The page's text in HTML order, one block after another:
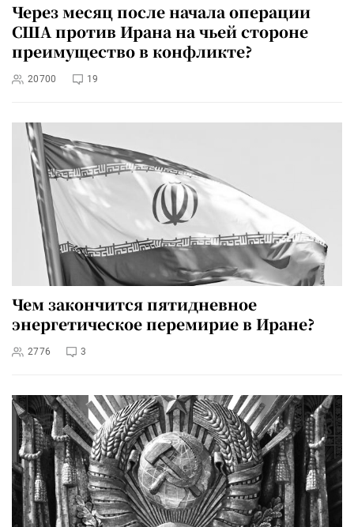
Через месяц после начала операции
США против Ирана на чьей стороне
преимущество в конфликте?
20700 19
Чем закончится пятидневное
энергетическое перемирие в Иране?
2776 3